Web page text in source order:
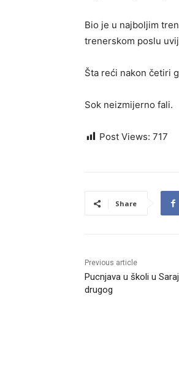
Bio je u najboljim
trenerskom poslu
Šta reći nakon četiri
Sok neizmijerno fali.
Post Views: 717
Share
Previous article
Pucnjava u školi u
drugog